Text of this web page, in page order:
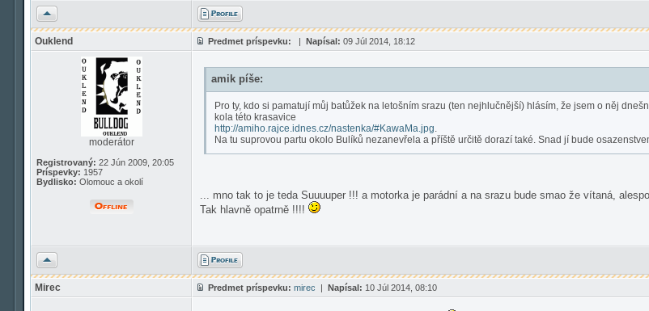
Hore
Ouklend Predmet príspevku: | Napísal: 09 Júl 2014, 18:12
moderátor
Registrovaný: 22 Jún 2009, 20:05
Príspevky: 1957
Bydlisko: Olomouc a okolí
amik píše:
Pro ty, kdo si pamatují můj batůžek na letošním srazu (ten nejhlučnější) hlásím, že jsem o něj
kola této krasavice
http://amiho.rajce.idnes.cz/nastenka/#KawaMa.jpg.
Na tu suprovou partu okolo Bulíků nezanevřela a příště určitě dorazí také. Snad jí bude
... mno tak to je teda Suuuuper !!! a motorka je parádní a na srazu bude smao že vítaná,
Tak hlavně opatrně !!!!
Hore
Mirec Predmet príspevku: mirec | Napísal: 10 Júl 2014, 08:10